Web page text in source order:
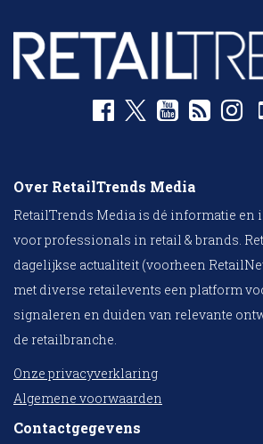
Over RetailTrends Media
RetailTrends Media is dé informatie en
voor professionals in retail & brands.
dagelijkse actualiteit (voorheen
met diverse retailevents een platform
signaleren en duiden van relevante
de retailbranche.
Onze privacyverklaring
Algemene voorwaarden
Contactgegevens